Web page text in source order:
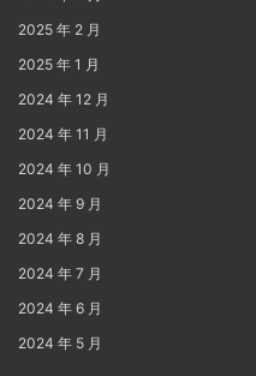
2025 年 2 月
2025 年 1 月
2024 年 12 月
2024 年 11 月
2024 年 10 月
2024 年 9 月
2024 年 8 月
2024 年 7 月
2024 年 6 月
2024 年 5 月